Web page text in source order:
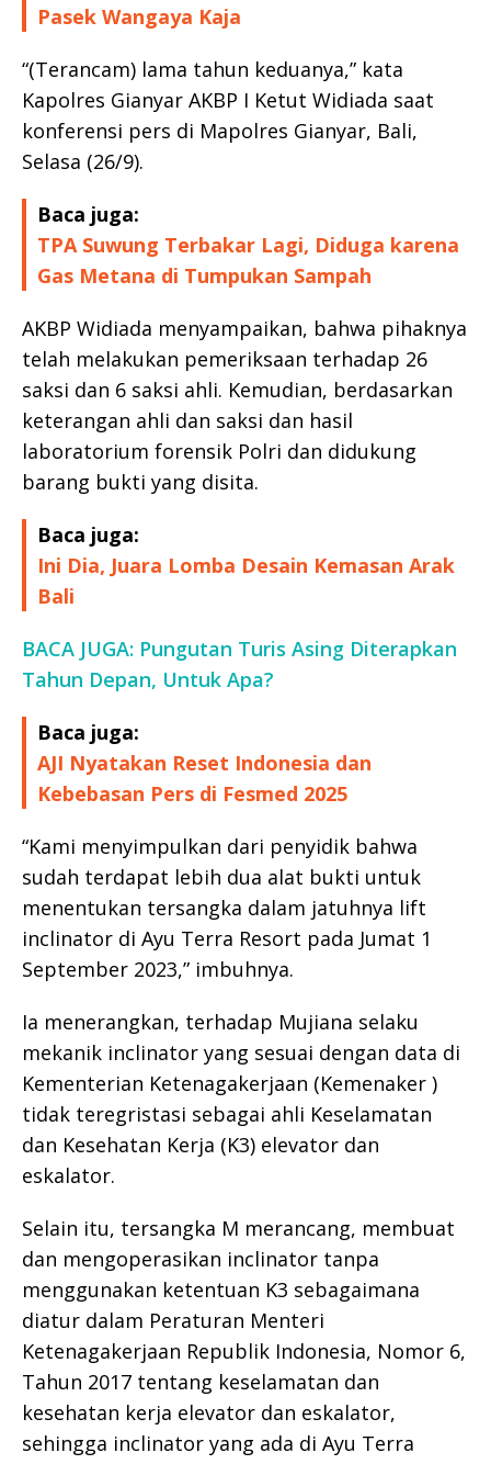
Pasek Wangaya Kaja
“(Terancam) lama tahun keduanya,” kata
Kapolres Gianyar AKBP I Ketut Widiada saat
konferensi pers di Mapolres Gianyar, Bali,
Selasa (26/9).
Baca juga:
TPA Suwung Terbakar Lagi, Diduga karena
Gas Metana di Tumpukan Sampah
AKBP Widiada menyampaikan, bahwa pihaknya
telah melakukan pemeriksaan terhadap 26
saksi dan 6 saksi ahli. Kemudian, berdasarkan
keterangan ahli dan saksi dan hasil
laboratorium forensik Polri dan didukung
barang bukti yang disita.
Baca juga:
Ini Dia, Juara Lomba Desain Kemasan Arak
Bali
BACA JUGA: Pungutan Turis Asing Diterapkan
Tahun Depan, Untuk Apa?
Baca juga:
AJI Nyatakan Reset Indonesia dan
Kebebasan Pers di Fesmed 2025
“Kami menyimpulkan dari penyidik bahwa
sudah terdapat lebih dua alat bukti untuk
menentukan tersangka dalam jatuhnya lift
inclinator di Ayu Terra Resort pada Jumat 1
September 2023,” imbuhnya.
Ia menerangkan, terhadap Mujiana selaku
mekanik inclinator yang sesuai dengan data di
Kementerian Ketenagakerjaan (Kemenaker )
tidak teregristasi sebagai ahli Keselamatan
dan Kesehatan Kerja (K3) elevator dan
eskalator.
Selain itu, tersangka M merancang, membuat
dan mengoperasikan inclinator tanpa
menggunakan ketentuan K3 sebagaimana
diatur dalam Peraturan Menteri
Ketenagakerjaan Republik Indonesia, Nomor 6,
Tahun 2017 tentang keselamatan dan
kesehatan kerja elevator dan eskalator,
sehingga inclinator yang ada di Ayu Terra